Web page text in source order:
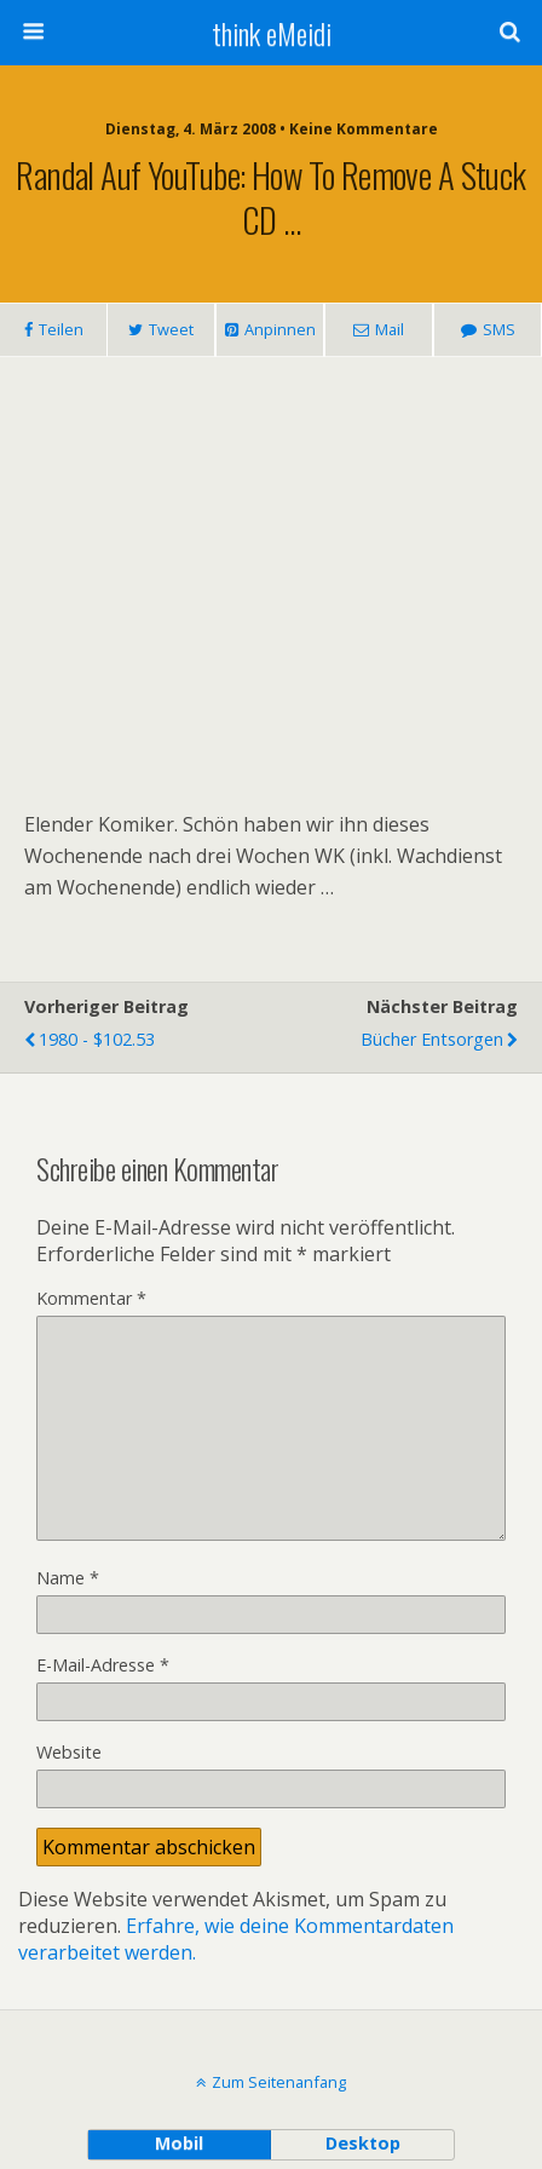
think eMeidi
Dienstag, 4. März 2008 • Keine Kommentare
Randal Auf YouTube: How To Remove A Stuck
CD …
Teilen Tweet Anpinnen Mail SMS
Elender Komiker. Schön haben wir ihn dieses
Wochenende nach drei Wochen WK (inkl. Wachdienst
am Wochenende) endlich wieder …
Vorheriger Beitrag
1980 - $102.53
Nächster Beitrag
Bücher Entsorgen
Schreibe einen Kommentar
Deine E-Mail-Adresse wird nicht veröffentlicht.
Erforderliche Felder sind mit* markiert
Kommentar*
Name *
E-Mail-Adresse *
Website
Diese Website verwendet Akismet, um Spam zu
reduzieren. Erfahre, wie deine Kommentardaten
verarbeitet werden.
Zum Seitenanfang
Mobil Desktop